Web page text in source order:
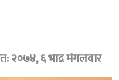
२०७४, ६ भाद्र मंगलवार